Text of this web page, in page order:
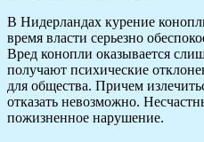
В Нидерландах курение
время власти серьезно
Вред конопли оказывается
получают психические
для общества. Причем
отказать невозможно.
пожизненное нарушение.